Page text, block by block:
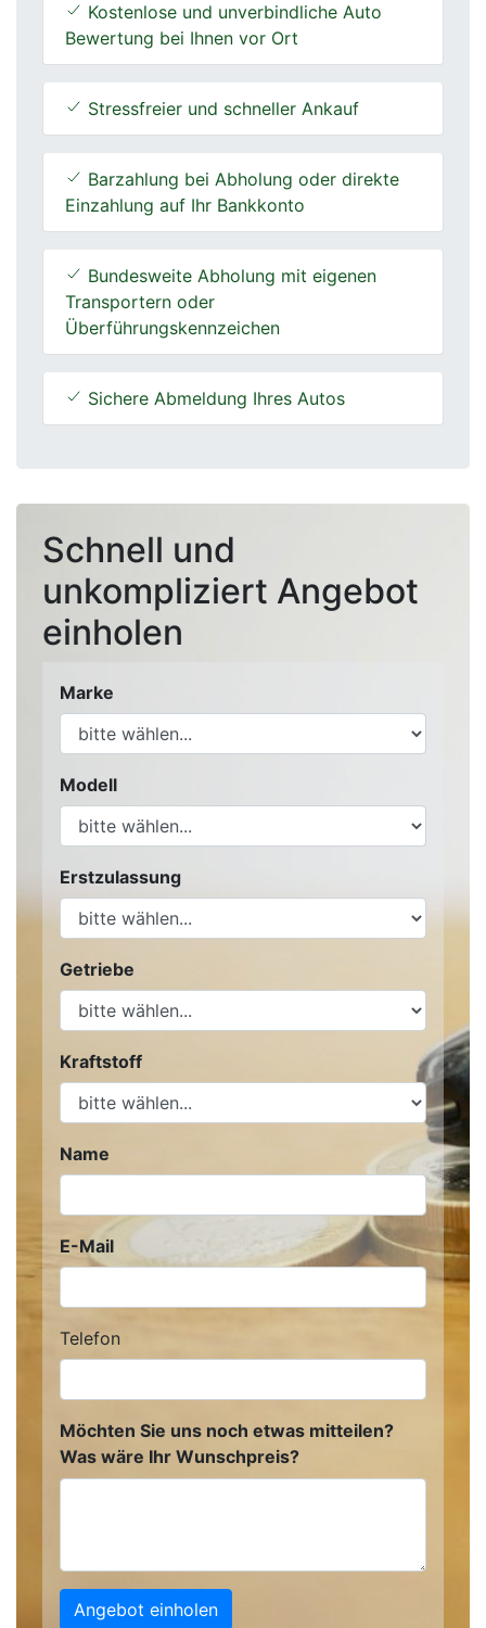
Kostenlose und unverbindliche Auto
Bewertung bei Ihnen vor Ort
Stressfreier und schneller Ankauf
Barzahlung bei Abholung oder direkte
Einzahlung auf Ihr Bankkonto
Bundesweite Abholung mit eigenen
Transportern oder
Überführungskennzeichen
Sichere Abmeldung Ihres Autos
Schnell und
unkompliziert Angebot
einholen
Marke
Modell
Erstzulassung
Getriebe
Kraftstoff
Name
E-Mail
Telefon
Möchten Sie uns noch etwas mitteilen?
Was wäre Ihr Wunschpreis?
Angebot einholen